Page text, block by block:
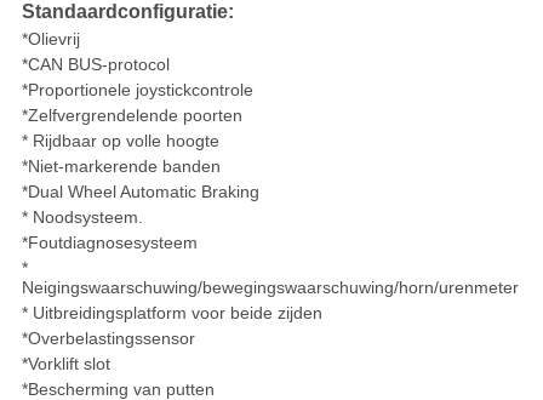
Standaardconfiguratie:
*Olievrij
*CAN BUS-protocol
*Proportionele joystickcontrole
*Zelfvergrendelende poorten
* Rijdbaar op volle hoogte
*Niet-markerende banden
*Dual Wheel Automatic Braking
* Noodsysteem.
*Foutdiagnosesysteem
*
Neigingswaarschuwing/bewegingswaarschuwing/horn/urenmeter
* Uitbreidingsplatform voor beide zijden
*Overbelastingssensor
*Vorklift slot
*Bescherming van putten